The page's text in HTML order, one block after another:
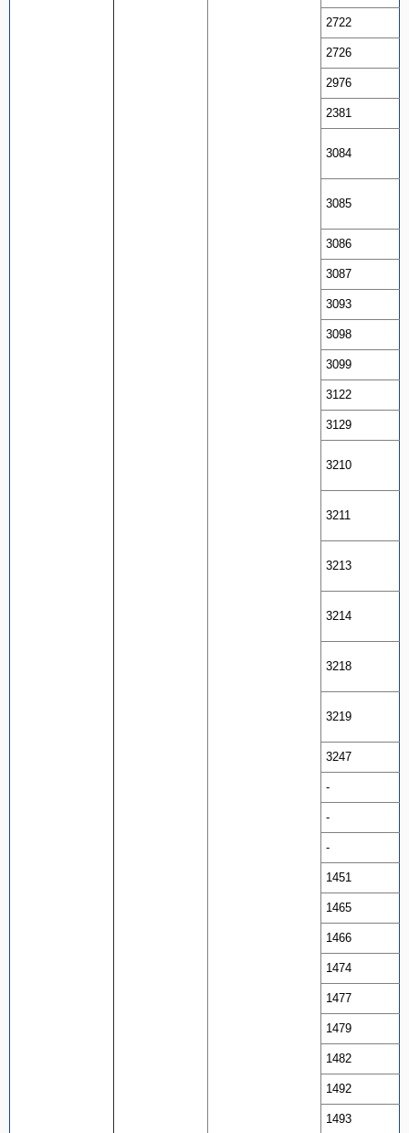
2722
2726
2976
2381
3084
3085
3086
3087
3093
3098
3099
3122
3129
3210
3211
3213
3214
3218
3219
3247
-
-
-
1451
1465
1466
1474
1477
1479
1482
1492
1493